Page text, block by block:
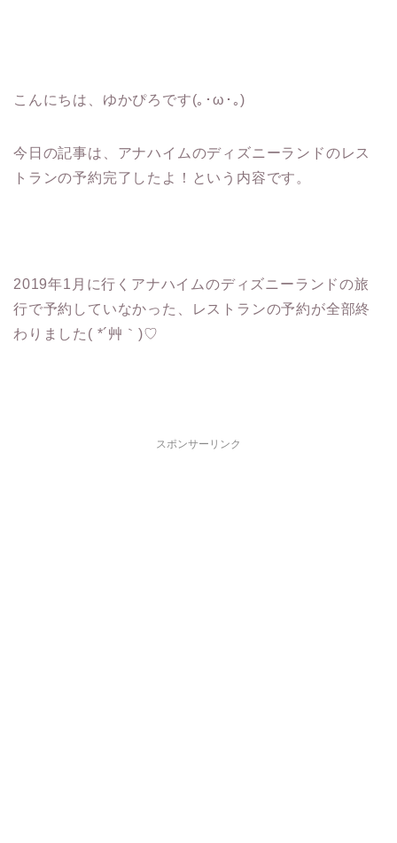
こんにちは、ゆかぴろです(｡･ω･｡)
今日の記事は、アナハイムのディズニーランドのレス
トランの予約完了したよ！という内容です。
2019年1月に行くアナハイムのディズニーランドの旅
行で予約していなかった、レストランの予約が全部終
わりました( *´艸｀)♡
スポンサーリンク